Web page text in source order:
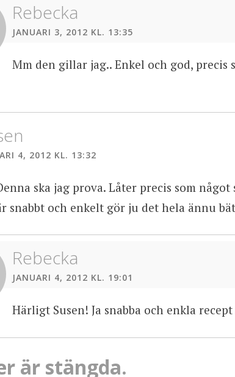
Rebecka
JANUARI 3, 2012 KL. 13:35
Mm den gillar jag.. Enkel och god, precis
4, 2012 KL. 13:32
ska jag prova. Låter precis som
snabbt och enkelt gör ju det hela ännu
Rebecka
JANUARI 4, 2012 KL. 19:01
Härligt Susen! Ja snabba och enkla
är stängda.